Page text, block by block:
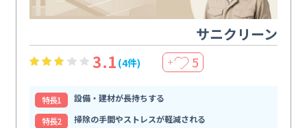
サニクリーン
3.1 (4件) ＋ 5
特⻑1
設備・建材が長持ちする
特⻑2
掃除の手間やストレスが軽減される